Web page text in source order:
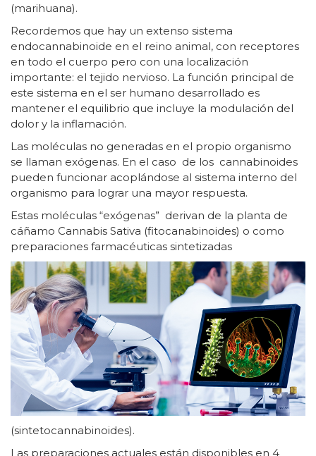
(marihuana).
Recordemos que hay un extenso sistema
endocannabinoide en el reino animal, con receptores
en todo el cuerpo pero con una localización
importante: el tejido nervioso. La función principal de
este sistema en el ser humano desarrollado es
mantener el equilibrio que incluye la modulación del
dolor y la inflamación.
Las moléculas no generadas en el propio organismo
se llaman exógenas. En el caso de los cannabinoides
pueden funcionar acoplándose al sistema interno del
organismo para lograr una mayor respuesta.
Estas moléculas “exógenas” derivan de la planta de
cáñamo Cannabis Sativa (fitocanabinoides) o como
preparaciones farmacéuticas sintetizadas
(sintetocannabinoides).
Las preparaciones actuales están disponibles en 4